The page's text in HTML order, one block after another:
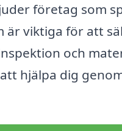
företag som
är viktiga för att
och
hjälpa dig